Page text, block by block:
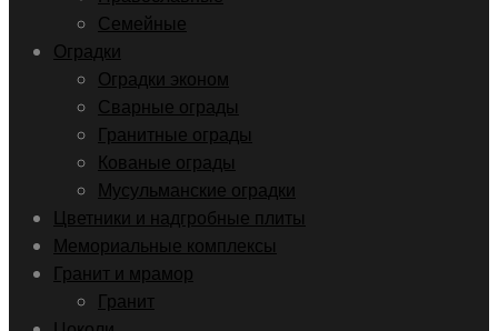
Семейные
Оградки
Оградки эконом
Сварные ограды
Гранитные ограды
Кованые ограды
Мусульманские оградки
Цветники и надгробные плиты
Мемориальные комплексы
Гранит и мрамор
Гранит